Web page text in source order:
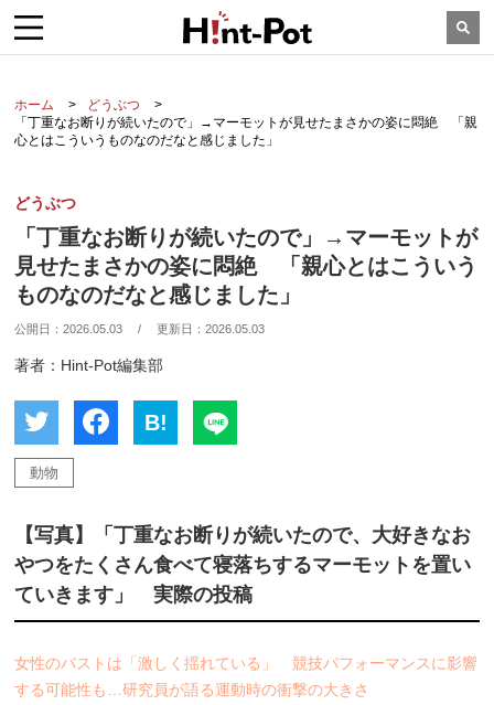
ホーム
どうぶつ
「丁重なお断りが続いたので」→マーモットが見せたまさかの姿に悶絶 「親
心とはこういうものなのだなと感じました」
どうぶつ
「丁重なお断りが続いたので」→マーモットが
見せたまさかの姿に悶絶 「親心とはこういう
ものなのだなと感じました」
公開日：2026.05.03 / 更新日：2026.05.03
著者：Hint-Pot編集部
B!
動物
【写真】「丁重なお断りが続いたので、大好きなお
やつをたくさん食べて寝落ちするマーモットを置い
ていきます」 実際の投稿
女性のバストは「激しく揺れている」 競技パフォーマンスに影響
する可能性も…研究員が語る運動時の衝撃の大きさ